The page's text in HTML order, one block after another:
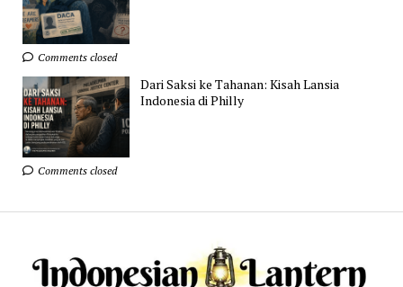
Comments closed
Dari Saksi ke Tahanan: Kisah Lansia
Indonesia di Philly
Comments closed